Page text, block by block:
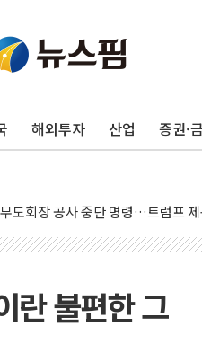
해외투자 산업 증권·
임 재추진…"26일까지 의혹 소명"
상 밖 부진에 연준 금리 인상 가능
국, '공동방위협정' 체결… 이스라
행정명령 검토…"이르면 다음 주"
'하르그섬', 최근 1주일 이상 '올스
중 급등…시장은 "또 개입했나"
용 쇼크에 금리 인상 우려 후퇴…나
3000명 감소 '쇼크'…9월 금리 인상
란 불편한 그